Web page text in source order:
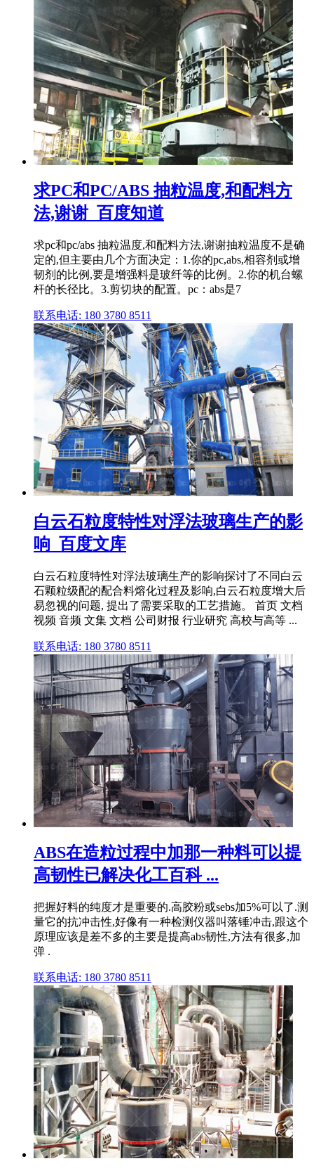
求PC和PC/ABS 抽粒温度,和配料方
法,谢谢_百度知道
求pc和pc/abs 抽粒温度,和配料方法,谢谢抽粒温度不是确
定的,但主要由几个方面决定：1.你的pc,abs,相容剂或增
韧剂的比例,要是增强料是玻纤等的比例。2.你的机台螺
杆的长径比。3.剪切块的配置。pc：abs是7
联系电话: 180 3780 8511
白云石粒度特性对浮法玻璃生产的影
响_百度文库
白云石粒度特性对浮法玻璃生产的影响探讨了不同白云
石颗粒级配的配合料熔化过程及影响,白云石粒度增大后
易忽视的问题, 提出了需要采取的工艺措施。 首页 文档
视频 音频 文集 文档 公司财报 行业研究 高校与高等 ...
联系电话: 180 3780 8511
ABS在造粒过程中加那一种料可以提
高韧性已解决化工百科 ...
把握好料的纯度才是重要的.高胶粉或sebs加5%可以了.测
量它的抗冲击性,好像有一种检测仪器叫落锤冲击,跟这个
原理应该是差不多的主要是提高abs韧性,方法有很多,加
弹 .
联系电话: 180 3780 8511